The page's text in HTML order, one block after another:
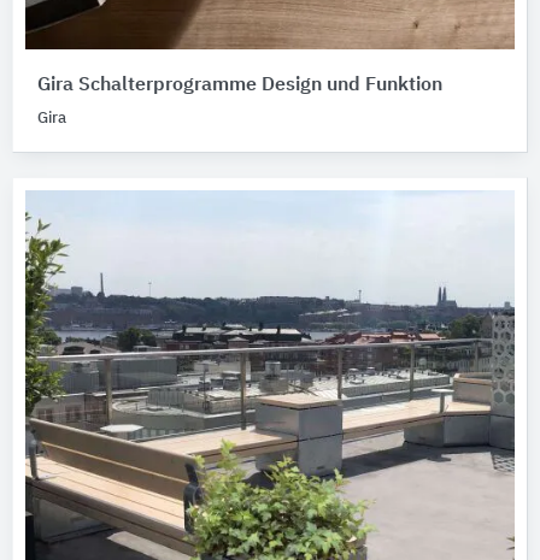
Gira Schalterprogramme Design und Funktion
Gira